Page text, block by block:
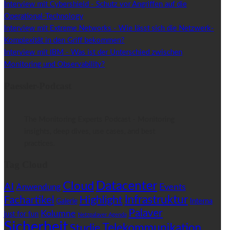
Interview mit Cybershield - Schutz vor Angriffen auf die
Operational-Technology
Interview mit Extreme Networks - Wie lässt sich die Netzwerk-
Komplexität in den Griff bekommen?
Interview mit IBM - Was ist der Unterschied zwischen
Monitoring und Observability?
AI Anwendung Cloud Datacenter Events
Fachartikel Galerie Highlight Infrastruktur Interna
just for fun Kolumne Netzpalaver Agenda Palaver